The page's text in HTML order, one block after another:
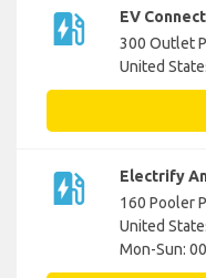
ev_station
EV Connect
300 Outlet
United
ev_station
Electrify
160 Pooler
United
Mon-Sun: